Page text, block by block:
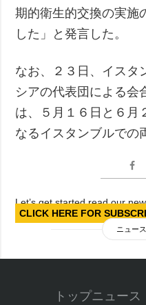
期的衛生的交換の実施
した」と発言した。
なお、２３日、イスタ
シアの代表団による会
は、５月１６日と６月
なるイスタンブルでの
Let’s get started read our
CLICK HERE FOR
ニュー
トップニュース